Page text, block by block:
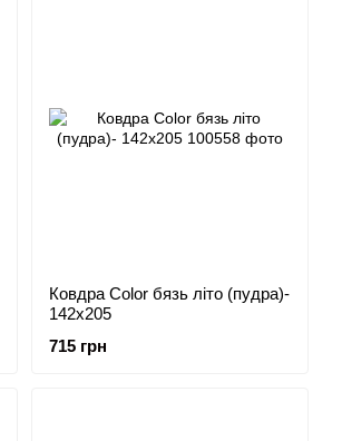
Ковдра Color бязь літо (пудра)-
142x205
715 грн